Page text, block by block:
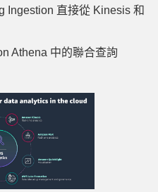
Ingestion 直接從 Kinesis 和
Athena 中的聯合查詢